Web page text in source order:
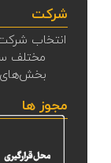
شرکت
انتخاب
مختلف
بخش‌های
مجوز ها